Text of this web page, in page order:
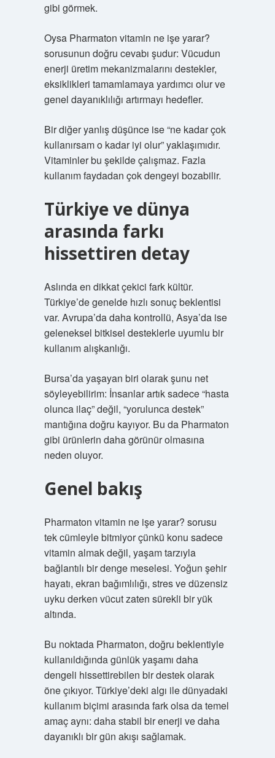
gibi görmek.
Oysa Pharmaton vitamin ne işe yarar?
sorusunun doğru cevabı şudur: Vücudun
enerji üretim mekanizmalarını destekler,
eksiklikleri tamamlamaya yardımcı olur ve
genel dayanıklılığı artırmayı hedefler.
Bir diğer yanlış düşünce ise “ne kadar çok
kullanırsam o kadar iyi olur” yaklaşımıdır.
Vitaminler bu şekilde çalışmaz. Fazla
kullanım faydadan çok dengeyi bozabilir.
Türkiye ve dünya
arasında farkı
hissettiren detay
Aslında en dikkat çekici fark kültür.
Türkiye’de genelde hızlı sonuç beklentisi
var. Avrupa’da daha kontrollü, Asya’da ise
geleneksel bitkisel desteklerle uyumlu bir
kullanım alışkanlığı.
Bursa’da yaşayan biri olarak şunu net
söyleyebilirim: İnsanlar artık sadece “hasta
olunca ilaç” değil, “yorulunca destek”
mantığına doğru kayıyor. Bu da Pharmaton
gibi ürünlerin daha görünür olmasına
neden oluyor.
Genel bakış
Pharmaton vitamin ne işe yarar? sorusu
tek cümleyle bitmiyor çünkü konu sadece
vitamin almak değil, yaşam tarzıyla
bağlantılı bir denge meselesi. Yoğun şehir
hayatı, ekran bağımlılığı, stres ve düzensiz
uyku derken vücut zaten sürekli bir yük
altında.
Bu noktada Pharmaton, doğru beklentiyle
kullanıldığında günlük yaşamı daha
dengeli hissettirebilen bir destek olarak
öne çıkıyor. Türkiye’deki algı ile dünyadaki
kullanım biçimi arasında fark olsa da temel
amaç aynı: daha stabil bir enerji ve daha
dayanıklı bir gün akışı sağlamak.